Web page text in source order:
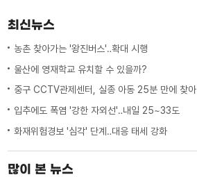
최신뉴스
농촌 찾아가는 '왕진버스'‥확대 시행
울산에 영재학교 유치할 수 있을까?
중구 CCTV관제센터, 실종 아동 25분 만에 찾아
입추에도 폭염 '강한 자외선'‥내일 25~33도
화재위험경보 '심각' 단계‥대응 태세 강화
많이 본 뉴스